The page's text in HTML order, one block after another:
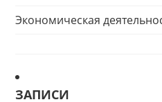
Экономическая
ЗАПИСИ